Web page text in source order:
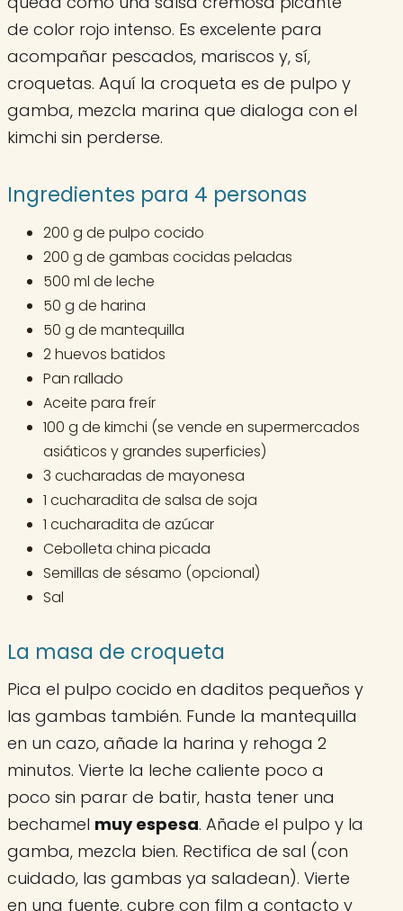
de color rojo intenso. Es excelente para
acompañar pescados, mariscos y, sí,
croquetas. Aquí la croqueta es de pulpo y
gamba, mezcla marina que dialoga con el
kimchi sin perderse.
Ingredientes para 4 personas
200 g de pulpo cocido
200 g de gambas cocidas peladas
500 ml de leche
50 g de harina
50 g de mantequilla
2 huevos batidos
Pan rallado
Aceite para freír
100 g de kimchi (se vende en supermercados
asiáticos y grandes superficies)
3 cucharadas de mayonesa
1 cucharadita de salsa de soja
1 cucharadita de azúcar
Cebolleta china picada
Semillas de sésamo (opcional)
Sal
La masa de croqueta
Pica el pulpo cocido en daditos pequeños y
las gambas también. Funde la mantequilla
en un cazo, añade la harina y rehoga 2
minutos. Vierte la leche caliente poco a
poco sin parar de batir, hasta tener una
bechamel muy espesa. Añade el pulpo y la
gamba, mezcla bien. Rectifica de sal (con
cuidado, las gambas ya saladean). Vierte
en una fuente, cubre con film a contacto y